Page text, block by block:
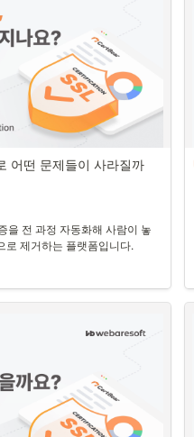
문제들을 어떻게
점점 어려워지는지,
지를 살펴봤습니다.
스템적으로’ 해결하는지
어떤 문제들이 사라질까
을 전 과정 자동화해 사람이 놓
로 제거하는 플랫폼입니다.